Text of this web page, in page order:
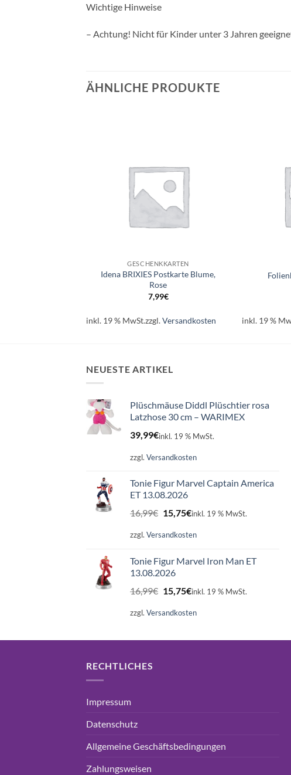
Wichtige Hinweise
– Achtung! Nicht für Kinder unter 3 Jahren
ÄHNLICHE PRODUKTE
GESCHENKKARTEN
Idena BRIXIES Postkarte Blume,
Rose
7,99€
inkl. 19 % MwSt.zzgl.Versandkosten inkl. 19 %
NEUESTE ARTIKEL
Plüschmäuse Diddl Plüschtier rosa
Latzhose 30 cm – WARIMEX
39,99€inkl. 19 % MwSt.
zzgl. Versandkosten
Tonie Figur Marvel Captain America
ET 13.08.2026
16,99€ Ursprünglicher
Preis
war:
15,75€Aktueller
ist:
inkl. 19 % MwSt.
zzgl. Versandkosten
Tonie Figur Marvel Iron Man ET
13.08.2026
16,99€ Ursprünglicher
Preis
war:
15,75€Aktueller
ist:
inkl. 19 % MwSt.
zzgl. Versandkosten
RECHTLICHES
Impressum
Datenschutz
Allgemeine Geschäftsbedingungen
Zahlungsweisen